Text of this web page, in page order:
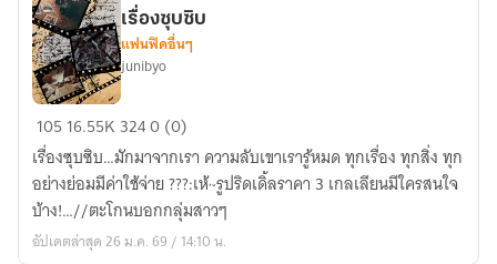
จ้าว
ยล
จันทรา
[Fic
Harry
Potter]
งาน
ดี
เงิน
เรื่องซุบซิบ
แฟนฟิคอื่นๆ
junibyo
105 16.55K 3240 (0)
เรื่องซุบซิบ…มักมาจากเรา ความลับเขาเรารู้หมด ทุกเรื่อง ทุกสิ่ง ทุก
อย่างย่อมมีค่าใช้จ่าย ???:เห้~รูปริดเดิ้ลราคา 3 เกลเลียนมีใครสนใจ
บ้าง!…//ตะโกนบอกกลุ่มสาวๆ
อัปเดตล่าสุด 26 ม.ค. 69 / 14:10 น.